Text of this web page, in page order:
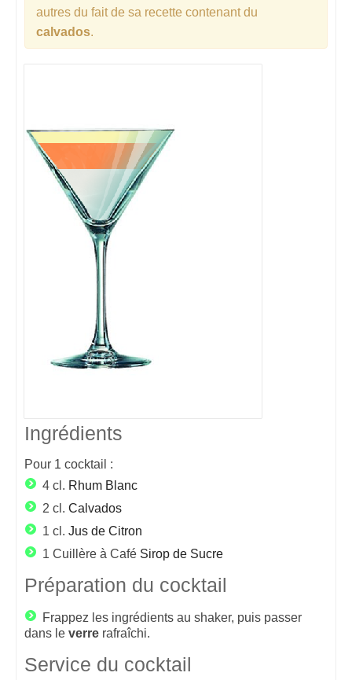
autres du fait de sa recette contenant du
calvados.
Ingrédients
Pour 1 cocktail :
4 cl. Rhum Blanc
2 cl. Calvados
1 cl. Jus de Citron
1 Cuillère à Café Sirop de Sucre
Préparation du cocktail
Frappez les ingrédients au shaker, puis passer
dans le verre rafraîchi.
Service du cocktail